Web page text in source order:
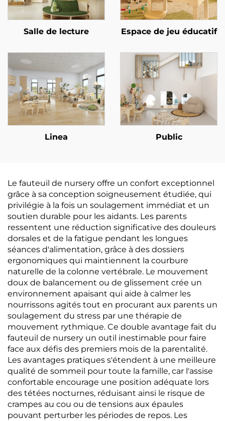
Salle de lecture Espace de jeu éducatif
Linea Public
Le fauteuil de nursery offre un confort exceptionnel
grâce à sa conception soigneusement étudiée, qui
privilégie à la fois un soulagement immédiat et un
soutien durable pour les aidants. Les parents
ressentent une réduction significative des douleurs
dorsales et de la fatigue pendant les longues
séances d'alimentation, grâce à des dossiers
ergonomiques qui maintiennent la courbure
naturelle de la colonne vertébrale. Le mouvement
doux de balancement ou de glissement crée un
environnement apaisant qui aide à calmer les
nourrissons agités tout en procurant aux parents un
soulagement du stress par une thérapie de
mouvement rythmique. Ce double avantage fait du
fauteuil de nursery un outil inestimable pour faire
face aux défis des premiers mois de la parentalité.
Les avantages pratiques s'étendent à une meilleure
qualité de sommeil pour toute la famille, car l'assise
confortable encourage une position adéquate lors
des tétées nocturnes, réduisant ainsi le risque de
crampes au cou ou de tensions aux épaules
pouvant perturber les périodes de repos. Les